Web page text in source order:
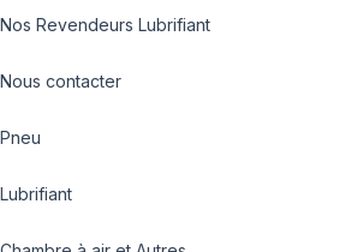
Nos Revendeurs Lubrifiant
Nous contacter
Pneu
Lubrifiant